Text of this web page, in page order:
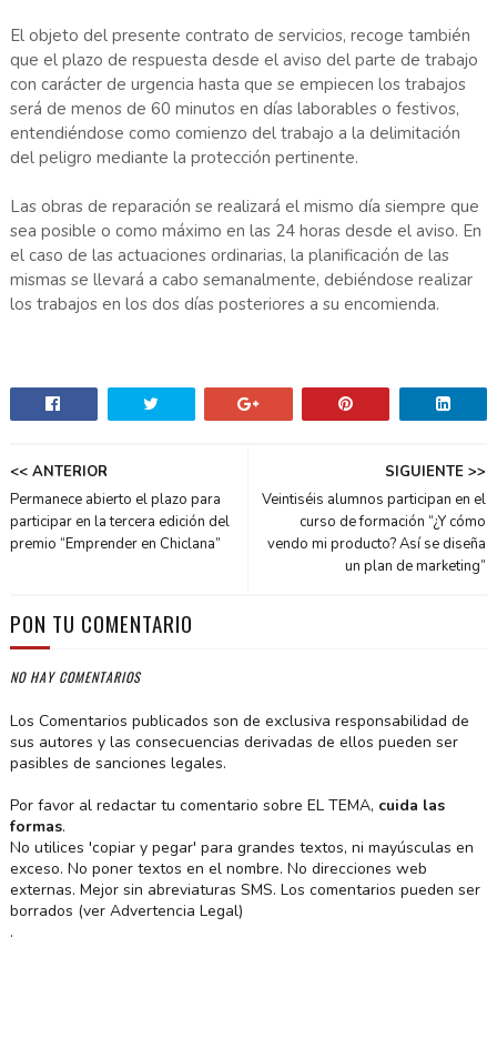
El objeto del presente contrato de servicios, recoge también
que el plazo de respuesta desde el aviso del parte de trabajo
con carácter de urgencia hasta que se empiecen los trabajos
será de menos de 60 minutos en días laborables o festivos,
entendiéndose como comienzo del trabajo a la delimitación
del peligro mediante la protección pertinente.
Las obras de reparación se realizará el mismo día siempre que
sea posible o como máximo en las 24 horas desde el aviso. En
el caso de las actuaciones ordinarias, la planificación de las
mismas se llevará a cabo semanalmente, debiéndose realizar
los trabajos en los dos días posteriores a su encomienda.
SIGUIENTE >>
Veintiséis alumnos participan en el
curso de formación “¿Y cómo
vendo mi producto? Así se diseña
un plan de marketing”
<< ANTERIOR
Permanece abierto el plazo para
participar en la tercera edición del
premio “Emprender en Chiclana”
PON TU COMENTARIO
NO HAY COMENTARIOS
Los Comentarios publicados son de exclusiva responsabilidad de
sus autores y las consecuencias derivadas de ellos pueden ser
pasibles de sanciones legales.
Por favor al redactar tu comentario sobre EL TEMA, cuida las
formas.
No utilices 'copiar y pegar' para grandes textos, ni mayúsculas en
exceso. No poner textos en el nombre. No direcciones web
externas. Mejor sin abreviaturas SMS. Los comentarios pueden ser
borrados (ver Advertencia Legal)
.